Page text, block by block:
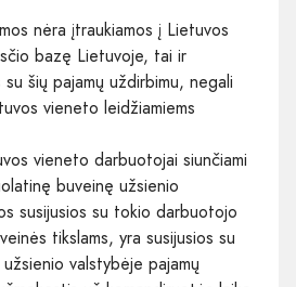
nėra įtraukiamos į Lietuvos
bazę Lietuvoje, tai ir
šių pajamų uždirbimu, negali
vieneto leidžiamiems
vieneto darbuotojai siunčiami
buveinę užsienio
susijusios su tokio darbuotojo
tikslams, yra susijusios su
valstybėje pajamų